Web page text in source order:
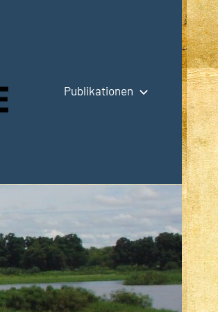
Publikationen